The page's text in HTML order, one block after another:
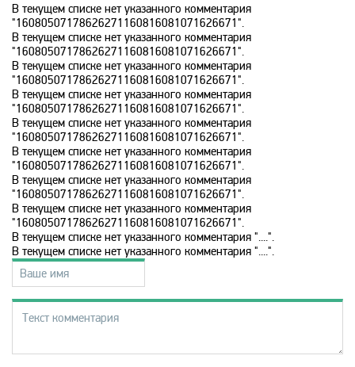
Disney
DNK
DTX
Europa Plus TV
Fox Life
Galaxy TV
Gulli
History
В текущем списке нет указанного комментария
"16080507178626271160816081071626671".
В текущем списке нет указанного комментария
"16080507178626271160816081071626671".
В текущем списке нет указанного комментария
"16080507178626271160816081071626671".
В текущем списке нет указанного комментария
"16080507178626271160816081071626671".
В текущем списке нет указанного комментария
"16080507178626271160816081071626671".
В текущем списке нет указанного комментария
"16080507178626271160816081071626671".
В текущем списке нет указанного комментария
"16080507178626271160816081071626671".
В текущем списке нет указанного комментария
"16080507178626271160816081071626671".
В текущем списке нет указанного комментария "....".
В текущем списке нет указанного комментария "....".